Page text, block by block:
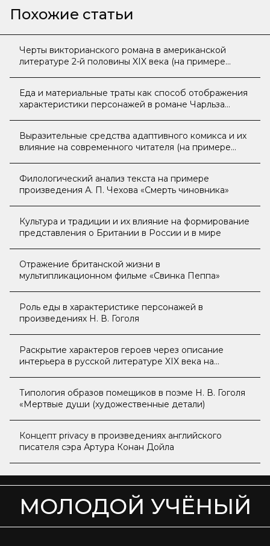
Похожие статьи
Черты викторианского романа в американской
литературе 2-й половины XIX века (на примере
Еда и материальные траты как способ отображения
характеристики персонажей в романе Чарльза
Выразительные средства адаптивного комикса и их
влияние на современного читателя (на примере
Филологический анализ текста на примере
произведения А. П. Чехова «Смерть чиновника»
Культура и традиции и их влияние на формирование
представления о Британии в России и в мире
Отражение британской жизни в
мультипликационном фильме «Свинка Пеппа»
Роль еды в характеристике персонажей в
произведениях Н. В. Гоголя
Раскрытие характеров героев через описание
интерьера в русской литературе XIX века на
Типология образов помещиков в поэме Н. В. Гоголя
«Мертвые души (художественные детали)
Концепт privacy в произведениях английского
писателя сэра Артура Конан Дойла
МОЛОДОЙ УЧЁНЫЙ